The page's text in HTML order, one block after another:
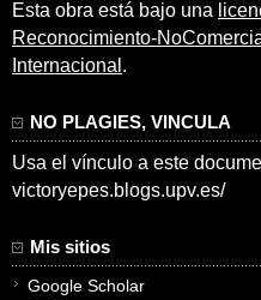
Esta obra está bajo una
Reconocimiento-
Internacional .
NO PLAGIES, VINCULA
Usa el vínculo a este
victoryepes.blogs.upv.es/
Mis sitios
Google Scholar